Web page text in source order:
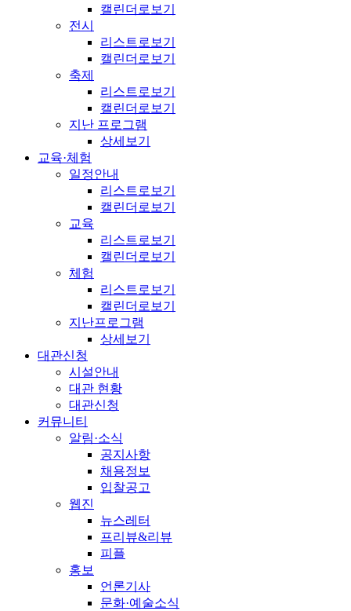
캘린더로보기
전시
리스트로보기
캘린더로보기
축제
리스트로보기
캘린더로보기
지난 프로그램
상세보기
교육·체험
일정안내
리스트로보기
캘린더로보기
교육
리스트로보기
캘린더로보기
체험
리스트로보기
캘린더로보기
지난프로그램
상세보기
대관신청
시설안내
대관 현황
대관신청
커뮤니티
알림·소식
공지사항
채용정보
입찰공고
웹진
뉴스레터
프리뷰&리뷰
피플
홍보
언론기사
문화·예술소식